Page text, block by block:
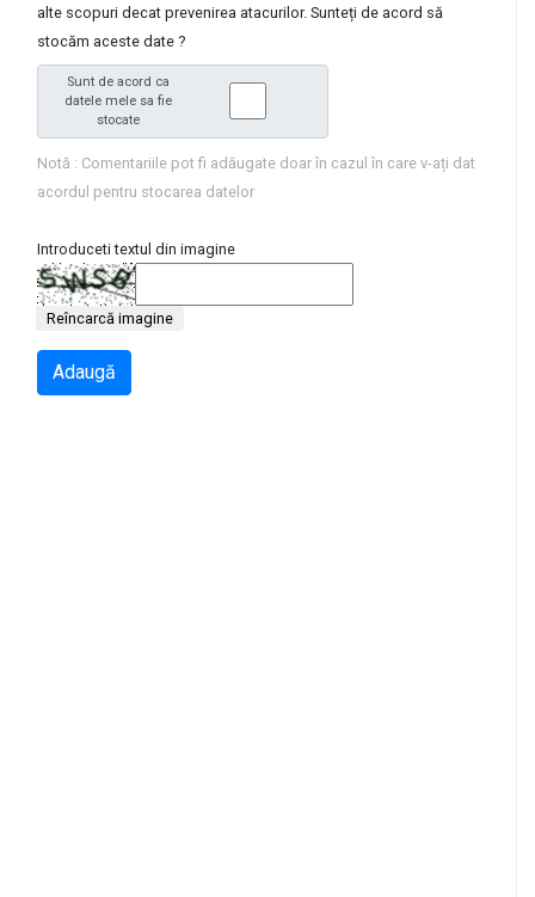
alte scopuri decat prevenirea atacurilor. Sunteți de acord să
stocăm aceste date ?
Sunt de acord ca
datele mele sa fie
stocate
Notă : Comentariile pot fi adăugate doar în cazul în care v-ați dat
acordul pentru stocarea datelor
Introduceti textul din imagine
Reîncarcă imagine
Adaugă